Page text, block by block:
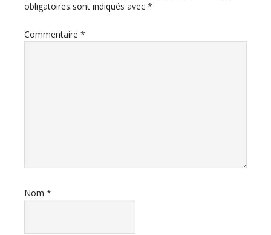
obligatoires sont indiqués avec *
Commentaire *
Nom *